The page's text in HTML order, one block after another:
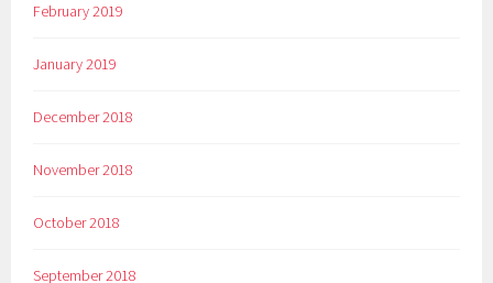
February 2019
January 2019
December 2018
November 2018
October 2018
September 2018